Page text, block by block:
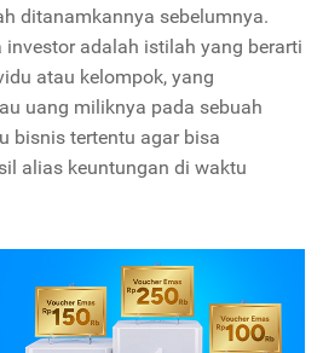
ditanamkannya sebelumnya.
adalah istilah yang berarti
atau kelompok, yang
uang miliknya pada sebuah
bisnis tertentu agar bisa
alias keuntungan di waktu